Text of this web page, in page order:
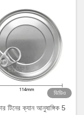
ভিডিও
টিনের ক্যান আনুষাঙ্গিক 5